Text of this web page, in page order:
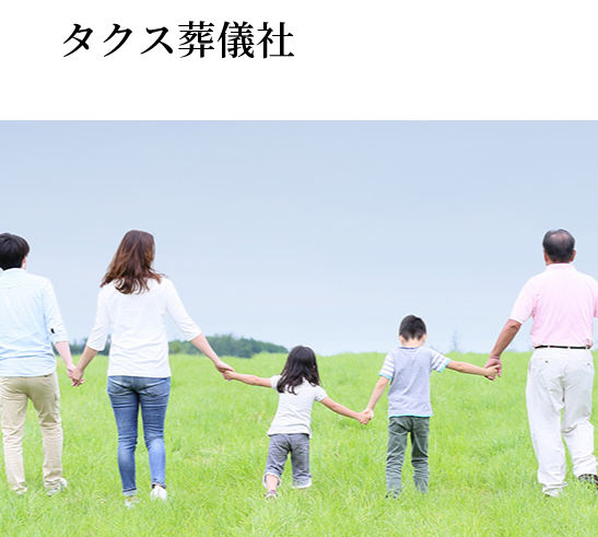
タクス葬儀社